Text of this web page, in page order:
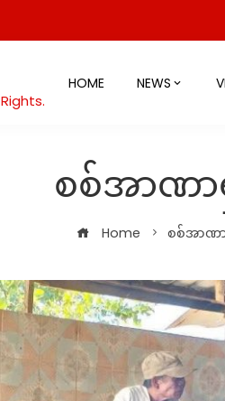
HOME NEWS
စစ်အာဏာ
Home စစ်အာဏ